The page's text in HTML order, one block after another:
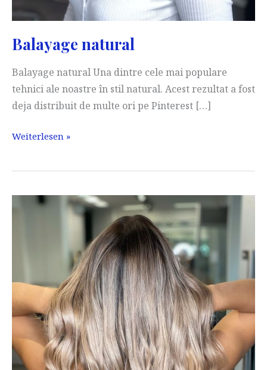
Balayage natural
Balayage natural Una dintre cele mai populare
tehnici ale noastre în stil natural. Acest rezultat a fost
deja distribuit de multe ori pe Pinterest […]
Balayage
Weiterlesen »